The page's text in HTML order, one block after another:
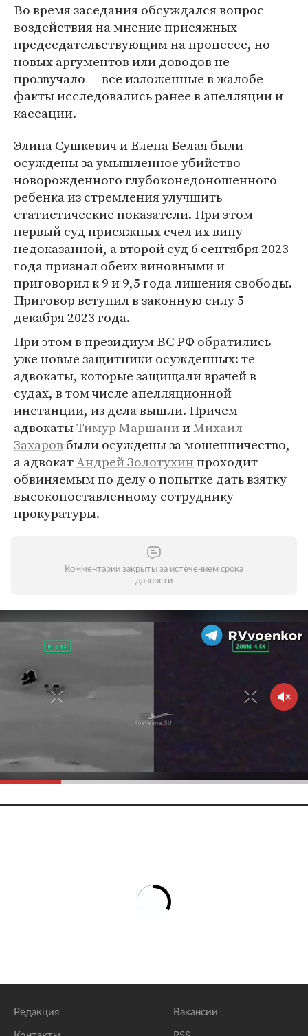
Во время заседания обсуждался вопрос
воздействия на мнение присяжных
председательствующим на процессе, но
новых аргументов или доводов не
прозвучало — все изложенные в жалобе
факты исследовались ранее в апелляции и
кассации.
Элина Сушкевич и Елена Белая были
осуждены за умышленное убийство
новорожденного глубоконедоношенного
ребенка из стремления улучшить
статистические показатели. При этом
первый суд присяжных счел их вину
недоказанной, а второй суд 6 сентября 2023
года признал обеих виновными и
приговорил к 9 и 9,5 года лишения свободы.
Приговор вступил в законную силу 5
декабря 2023 года.
При этом в президиум ВС РФ обратились
уже новые защитники осужденных: те
адвокаты, которые защищали врачей в
судах, в том числе апелляционной
инстанции, из дела вышли. Причем
адвокатыТимур МаршанииМихаил
Захаров были осуждены за мошенничество,
а адвокатАндрей Золотухинпроходит
обвиняемым по делу о попытке дать взятку
высокопоставленному сотруднику
прокуратуры.
Комментарии закрыты за истечением срока
давности
Редакция Вакансии